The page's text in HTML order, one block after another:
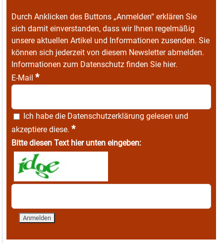
Durch Anklicken des Buttons „Anmelden“ erklären Sie
sich damit einverstanden, dass wir Ihnen regelmäßig
unsere aktuellen Artikel und Informationen zusenden. Sie
können sich jederzeit von diesem Newsletter abmelden.
Informationen zum Datenschutz finden Sie hier.
E-Mail *
Ich habe die Datenschutzerklärung gelesen und
akzeptiere diese. *
Bitte diesen Text hier unten eingeben: